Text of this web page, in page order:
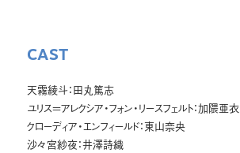
CAST
天霧綾斗：田丸篤志
ユリス＝アレクシア・フォン・リースフェルト：加隈亜衣
クローディア・エンフィールド：東山奈央
沙々宮紗夜：井澤詩織